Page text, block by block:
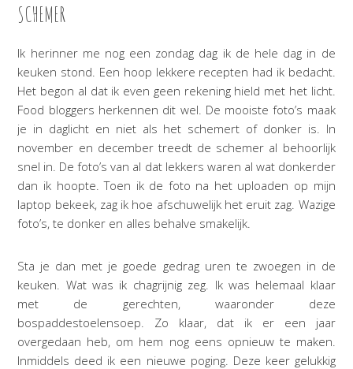
SCHEMER
Ik herinner me nog een zondag dag ik de hele dag in de
keuken stond. Een hoop lekkere recepten had ik bedacht.
Het begon al dat ik even geen rekening hield met het licht.
Food bloggers herkennen dit wel. De mooiste foto’s maak
je in daglicht en niet als het schemert of donker is. In
november en december treedt de schemer al behoorlijk
snel in. De foto’s van al dat lekkers waren al wat donkerder
dan ik hoopte. Toen ik de foto na het uploaden op mijn
laptop bekeek, zag ik hoe afschuwelijk het eruit zag. Wazige
foto’s, te donker en alles behalve smakelijk.
Sta je dan met je goede gedrag uren te zwoegen in de
keuken. Wat was ik chagrijnig zeg. Ik was helemaal klaar
met de gerechten, waaronder deze
bospaddestoelensoep. Zo klaar, dat ik er een jaar
overgedaan heb, om hem nog eens opnieuw te maken.
Inmiddels deed ik een nieuwe poging. Deze keer gelukkig